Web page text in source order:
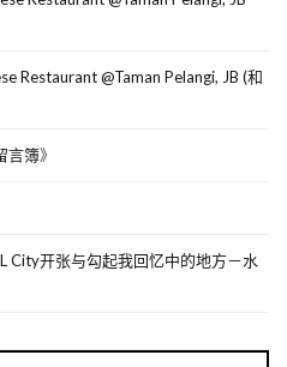
Restaurant @Taman Pelangi, JB (和
言簿》
City开张与勾起我回忆中的地方－水